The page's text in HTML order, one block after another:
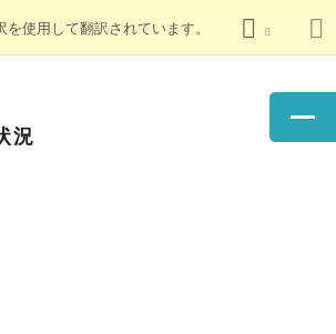
使用して翻訳されています。
況